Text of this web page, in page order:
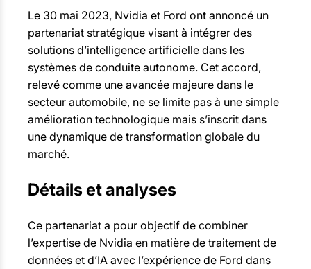
Le 30 mai 2023, Nvidia et Ford ont annoncé un
partenariat stratégique visant à intégrer des
solutions d’intelligence artificielle dans les
systèmes de conduite autonome. Cet accord,
relevé comme une avancée majeure dans le
secteur automobile, ne se limite pas à une simple
amélioration technologique mais s’inscrit dans
une dynamique de transformation globale du
marché.
Détails et analyses
Ce partenariat a pour objectif de combiner
l’expertise de Nvidia en matière de traitement de
données et d’IA avec l’expérience de Ford dans